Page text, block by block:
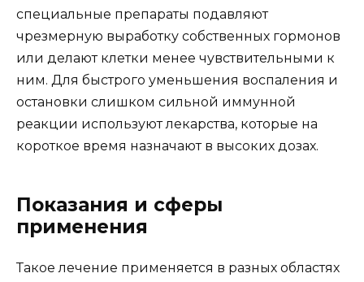
специальные препараты подавляют
чрезмерную выработку собственных гормонов
или делают клетки менее чувствительными к
ним. Для быстрого уменьшения воспаления и
остановки слишком сильной иммунной
реакции используют лекарства, которые на
короткое время назначают в высоких дозах.
Показания и сферы
применения
Такое лечение применяется в разных областях